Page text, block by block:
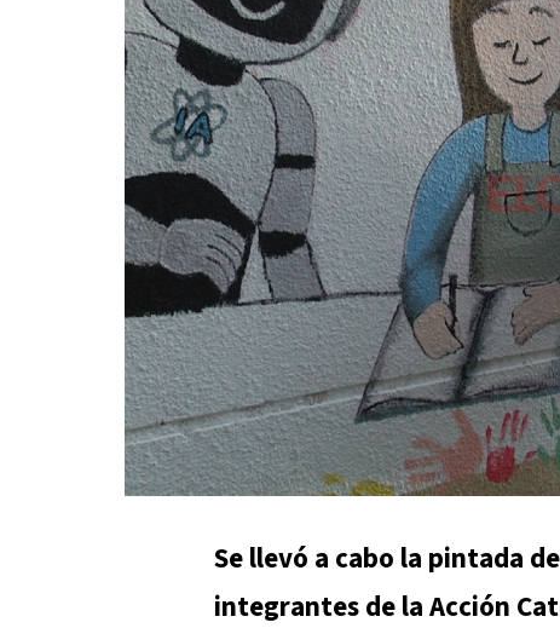
Se llevó a cabo la pintada
integrantes de la Acción